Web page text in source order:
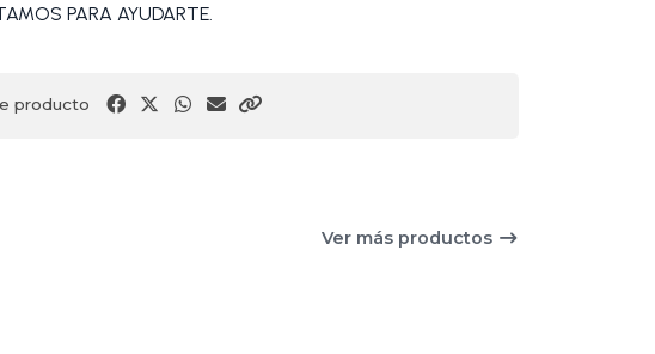
PARA AYUDARTE.
producto
Ver más productos